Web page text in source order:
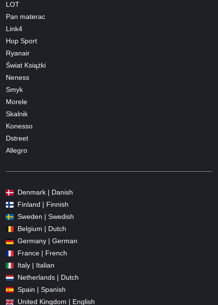
LOT
Pan materac
Link4
Hop Sport
Ryanair
Świat Książki
Neness
Smyk
Morele
Skalnik
Konesso
Dstreet
Allegro
Denmark | Danish
Finland | Finnish
Sweden | Swedish
Belgium | Dutch
Germany | German
France | French
Italy | Italian
Netherlands | Dutch
Spain | Spanish
United Kingdom | English